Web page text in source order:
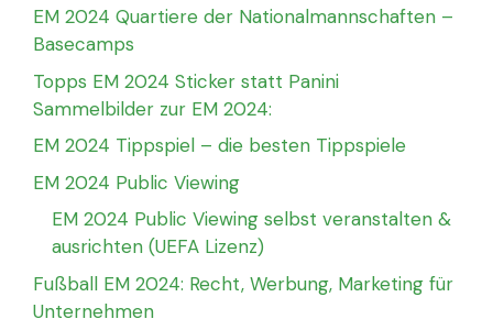
EM 2024 Quartiere der Nationalmannschaften –
Basecamps
Topps EM 2024 Sticker statt Panini
Sammelbilder zur EM 2024:
EM 2024 Tippspiel – die besten Tippspiele
EM 2024 Public Viewing
EM 2024 Public Viewing selbst veranstalten &
ausrichten (UEFA Lizenz)
Fußball EM 2024: Recht, Werbung, Marketing für
Unternehmen